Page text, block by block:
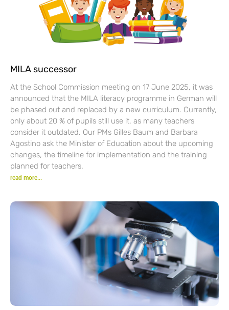
MILA successor
At the School Commission meeting on 17 June 2025, it was
announced that the MILA literacy programme in German will
be phased out and replaced by a new curriculum. Currently,
only about 20 % of pupils still use it, as many teachers
consider it outdated. Our PMs Gilles Baum and Barbara
Agostino ask the Minister of Education about the upcoming
changes, the timeline for implementation and the training
planned for teachers.
read more...